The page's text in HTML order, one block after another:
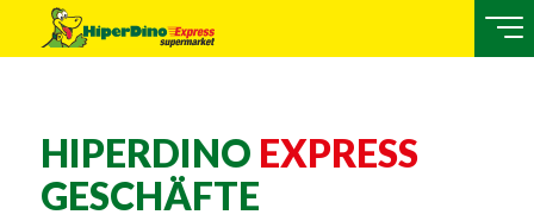
HIPERDINO EXPRESS
GESCHÄFTE